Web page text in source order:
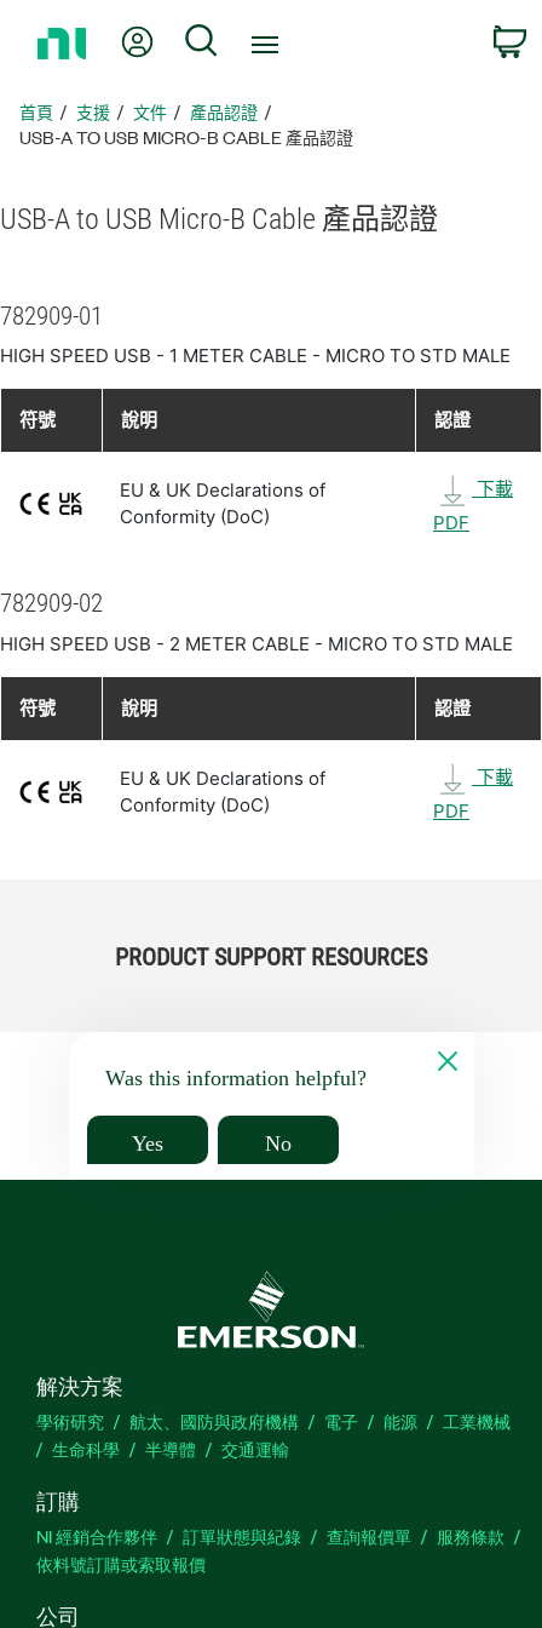
頁
我的帳號 搜尋
首頁 支援 文件
產品認證
USB-A TO USB MICRO-B CABLE 產品認證
USB-A to USB Micro-B Cable 產品認證
782909-01
HIGH SPEED USB - 1 METER CABLE - MICRO TO STD MALE
符號 說明 認證
EU & UK Declarations of
Conformity (DoC)
下載
PDF
782909-02
HIGH SPEED USB - 2 METER CABLE - MICRO TO STD MALE
符號 說明 認證
EU & UK Declarations of
Conformity (DoC)
下載
PDF
PRODUCT SUPPORT RESOURCES
Was this information helpful?
Yes No
解決方案
學術研究 航太、國防與政府機構 電子 能源
工業機械
生命科學
半導體 交通運輸
訂購
NI 經銷合作夥伴 訂單狀態與紀錄 查詢報價單
服務條款
依料號訂購或索取報價
公司